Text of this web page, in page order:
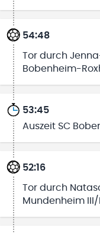
54:48
Tor durch
Bobenheim-
53:45
Auszeit SC
52:16
Tor durch
Mundenheim